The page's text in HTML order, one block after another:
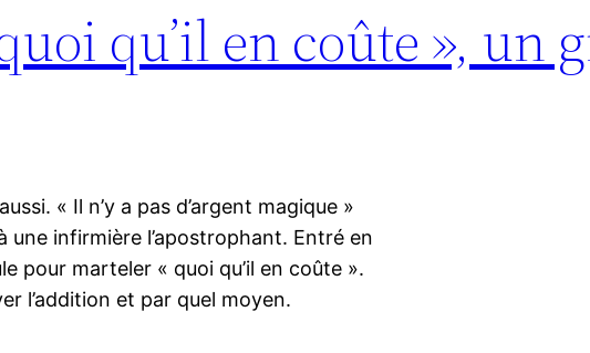
qu’il en coûte », un
« Il n’y a pas d’argent magique »
une infirmière l’apostrophant. Entré en
pour marteler « quoi qu’il en coûte ».
l’addition et par quel moyen.